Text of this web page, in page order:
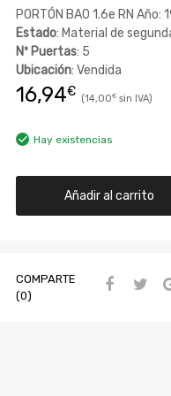
PORTÓN BA0 1.6e RN Año:
Estado: Material de
Nº Puertas: 5
Ubicación: Vendida
16,94€ 14,00€
Hay existencias
Añadir al carrito
COMPARTE
(0)